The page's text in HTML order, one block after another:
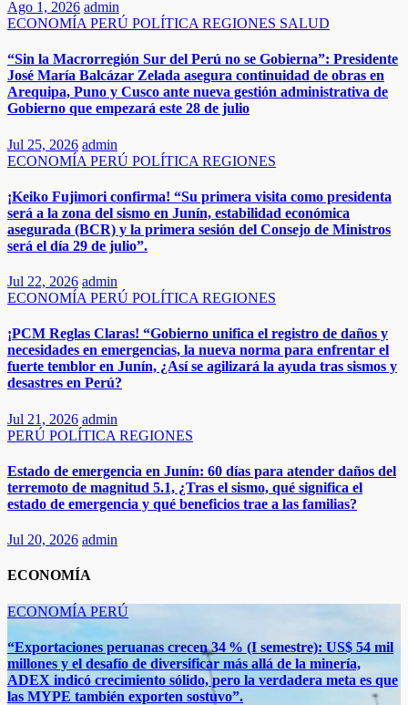
Ago 1, 2026 admin
ECONOMÍA PERÚ POLÍTICA REGIONES SALUD
“Sin la Macrorregión Sur del Perú no se Gobierna”: Presidente
José María Balcázar Zelada asegura continuidad de obras en
Arequipa, Puno y Cusco ante nueva gestión administrativa de
Gobierno que empezará este 28 de julio
Jul 25, 2026 admin
ECONOMÍA PERÚ POLÍTICA REGIONES
​​​¡Keiko Fujimori confirma! “Su primera visita como presidenta
será a la zona del sismo en Junín, estabilidad económica
asegurada (BCR) y la primera sesión del Consejo de Ministros
será el día 29 de julio”.
Jul 22, 2026 admin
ECONOMÍA PERÚ POLÍTICA REGIONES
¡PCM Reglas Claras! “Gobierno unifica el registro de daños y
necesidades en emergencias, la nueva norma para enfrentar el
fuerte temblor en Junín, ¿Así se agilizará la ayuda tras sismos y
desastres en Perú?​
Jul 21, 2026 admin
PERÚ POLÍTICA REGIONES
Estado de emergencia en Junín: 60 días para atender daños del
terremoto de magnitud 5.1, ¿Tras el sismo, qué significa el
estado de emergencia y qué beneficios trae a las familias?
Jul 20, 2026 admin
ECONOMÍA
ECONOMÍA PERÚ
“Exportaciones peruanas crecen 34 % (I semestre): US$ 54 mil
millones y el desafío de diversificar más allá de la minería,
ADEX indicó crecimiento sólido, pero la verdadera meta es que
las MYPE también exporten sostuvo”.​​